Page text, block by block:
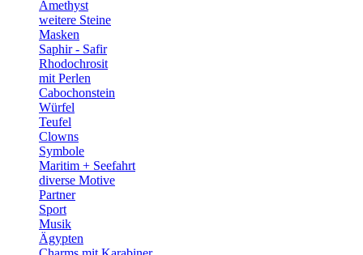
Amethyst
weitere Steine
Masken
Saphir - Safir
Rhodochrosit
mit Perlen
Cabochonstein
Würfel
Teufel
Clowns
Symbole
Maritim + Seefahrt
diverse Motive
Partner
Sport
Musik
Ägypten